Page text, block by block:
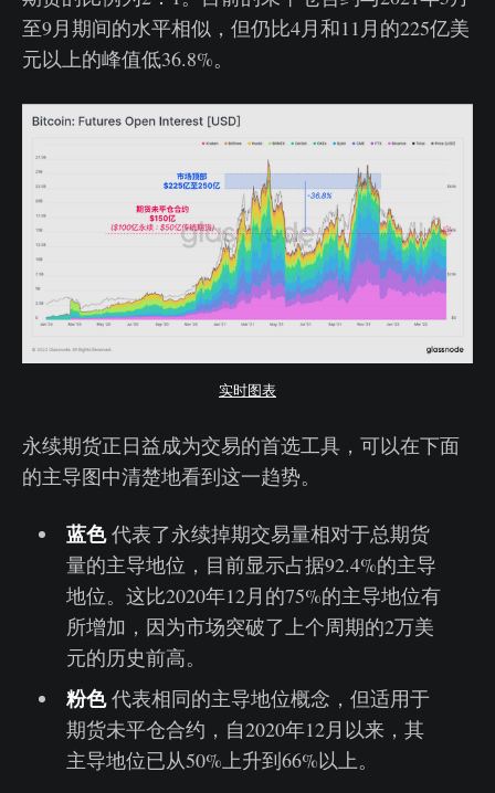
至9月期间的水平相似，但仍比4月和11月的225亿美
元以上的峰值低36.8%。
实时图表
永续期货正日益成为交易的首选工具，可以在下面
的主导图中清楚地看到这一趋势。
蓝色代表了永续掉期交易量相对于总期货
量的主导地位，目前显示占据92.4%的主导
地位。这比2020年12月的75%的主导地位有
所增加，因为市场突破了上个周期的2万美
元的历史前高。
粉色代表相同的主导地位概念，但适用于
期货未平仓合约，自2020年12月以来，其
主导地位已从50%上升到66%以上。